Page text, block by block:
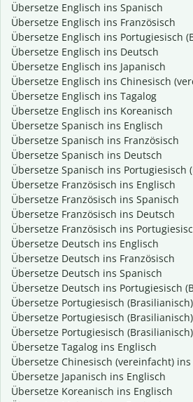
Übersetze Englisch ins Spanisch
Übersetze Englisch ins Französisch
Übersetze Englisch ins Portugiesisch
Übersetze Englisch ins Deutsch
Übersetze Englisch ins Japanisch
Übersetze Englisch ins Chinesisch
Übersetze Englisch ins Tagalog
Übersetze Englisch ins Koreanisch
Übersetze Spanisch ins Englisch
Übersetze Spanisch ins Französisch
Übersetze Spanisch ins Deutsch
Übersetze Spanisch ins Portugiesisch
Übersetze Französisch ins Englisch
Übersetze Französisch ins Spanisch
Übersetze Französisch ins Deutsch
Übersetze Französisch ins
Übersetze Deutsch ins Englisch
Übersetze Deutsch ins Französisch
Übersetze Deutsch ins Spanisch
Übersetze Deutsch ins Portugiesisch
Übersetze Portugiesisch
Übersetze Portugiesisch
Übersetze Portugiesisch
Übersetze Tagalog ins Englisch
Übersetze Chinesisch (vereinfacht) ins
Übersetze Japanisch ins Englisch
Übersetze Koreanisch ins Englisch